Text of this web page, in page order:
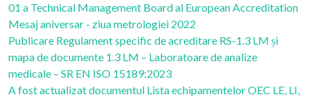
01 a Technical Management Board al European Accreditation
Mesaj aniversar - ziua metrologiei 2022
Publicare Regulament specific de acreditare RS-1.3 LM și
mapa de documente 1.3 LM – Laboratoare de analize
medicale – SR EN ISO 15189:2023
A fost actualizat documentul Lista echipamentelor OEC LE, LI,